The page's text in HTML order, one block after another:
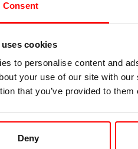
Consent
cookies
to personalise content and
your use of our site with
that you’ve provided to
Deny